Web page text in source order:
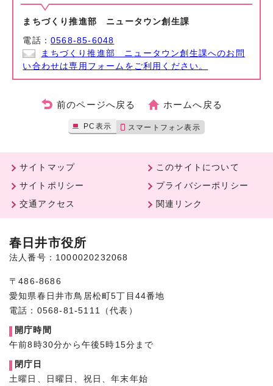
まちづくり推進部 ニュータウン創生課
電話：0568-85-6048
まちづくり推進部 ニュータウン創生課へのお問
い合わせは専用フォームをご利用ください。
前のページへ戻る ホームへ戻る
PC表示 スマートフォン表示
サイトマップ
このサイトについて
サイトポリシー
プライバシーポリシー
交通アクセス
関連リンク
春日井市役所
法人番号：1000020232068
〒486-8686
愛知県春日井市鳥居松町5丁目44番地
電話：0568-81-5111（代表）
開庁時間
午前8時30分から午後5時15分まで
閉庁日
土曜日、日曜日、祝日、年末年始